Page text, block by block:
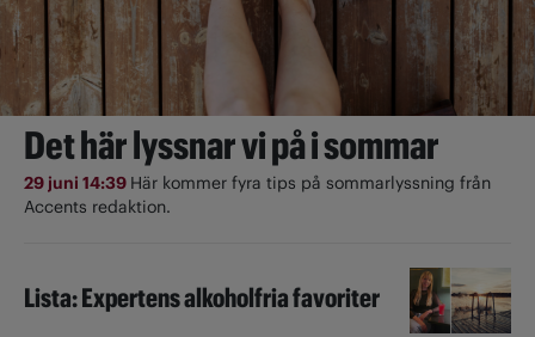
Det här lyssnar vi på i sommar
29 juni 14:39 Här kommer fyra tips på sommarlyssning från
Accents redaktion.
Lista: Expertens alkoholfria favoriter